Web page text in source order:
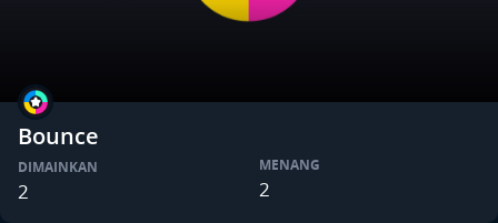
Bounce
DIMAINKAN
2
MENANG
2